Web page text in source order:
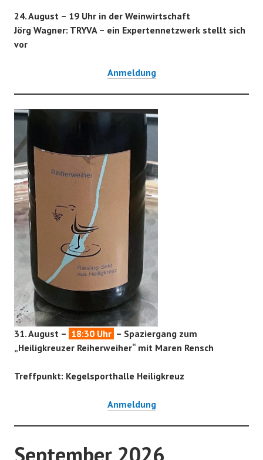
24. August – 19 Uhr in der Weinwirtschaft
Jörg Wagner: TRYVA – ein Expertennetzwerk stellt sich
vor
Anmeldung
31. August – 18:30 Uhr – Spaziergang zum
„Heiligkreuzer Reiherweiher“ mit Maren Rensch
Treffpunkt: Kegelsporthalle Heiligkreuz
Anmeldung